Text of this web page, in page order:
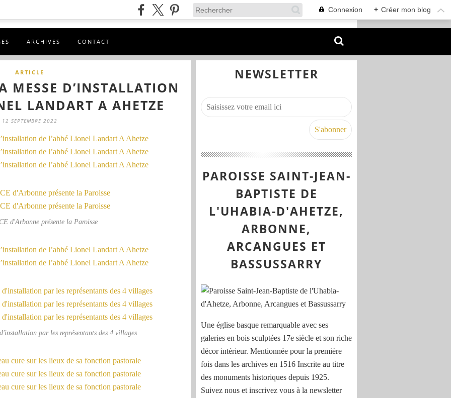
Connexion + Créer mon blog
ARCHIVES CONTACT
ARTICLE
MESSE D’INSTALLATION
LANDART A AHETZE
12 SEPTEMBRE 2022
d'Arbonne présente la Paroisse
par les représentants des 4 villages
NEWSLETTER
PAROISSE SAINT-JEAN-
BAPTISTE DE
L'UHABIA-D'AHETZE,
ARBONNE,
ARCANGUES ET
BASSUSSARRY
Une église basque remarquable avec ses
galeries en bois sculptées 17e siècle et son riche
décor intérieur. Mentionnée pour la première
fois dans les archives en 1516 Inscrite au titre
des monuments historiques depuis 1925.
Suivez nous et inscrivez vous à la newsletter